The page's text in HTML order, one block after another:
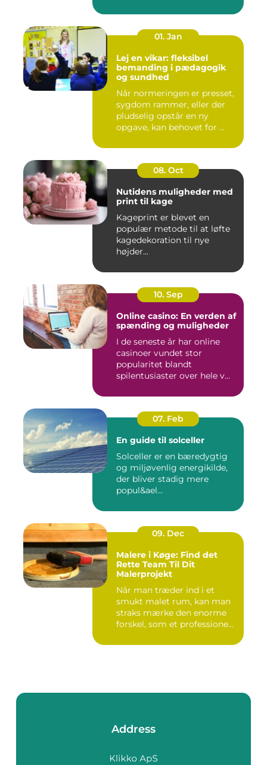
01. Jan
Lej en vikar: fleksibel
bemanding i pædagogik
og sundhed
Når normeringen er presset,
sygdom rammer, eller der
pludselig opstår en ny
opgave, kan behovet for ...
08. Oct
Nutidens muligheder med
print til kage
Kageprint er blevet en
populær metode til at løfte
kagedekoration til nye
højder...
10. Sep
Online casino: En verden af
spænding og muligheder
I de seneste år har online
casinoer vundet stor
popularitet blandt
spilentusiaster over hele v...
07. Feb
En guide til solceller
Solceller er en bæredygtig
og miljøvenlig energikilde,
der bliver stadig mere
popul&ael...
09. Dec
Malere i Køge: Find det
Rette Team Til Dit
Malerprojekt
Når man træder ind i et
smukt malet rum, kan man
straks mærke den enorme
forskel, som et professione...
Address